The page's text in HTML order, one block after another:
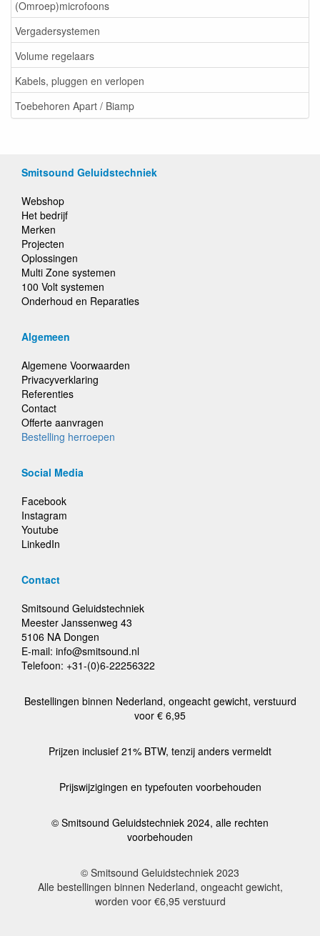
(Omroep)microfoons
Vergadersystemen
Volume regelaars
Kabels, pluggen en verlopen
Toebehoren Apart / Biamp
Smitsound Geluidstechniek
Webshop
Het bedrijf
Merken
Projecten
Oplossingen
Multi Zone systemen
100 Volt systemen
Onderhoud en Reparaties
Algemeen
Algemene Voorwaarden
Privacyverklaring
Referenties
Contact
Offerte aanvragen
Bestelling herroepen
Social Media
Facebook
Instagram
Youtube
LinkedIn
Contact
Smitsound Geluidstechniek
Meester Janssenweg 43
5106 NA Dongen
E-mail: info@smitsound.nl
Telefoon: +31-(0)6-22256322
Bestellingen binnen Nederland, ongeacht gewicht, verstuurd
voor € 6,95
Prijzen inclusief 21% BTW, tenzij anders vermeldt
Prijswijzigingen en typefouten voorbehouden
© Smitsound Geluidstechniek 2024, alle rechten
voorbehouden
© Smitsound Geluidstechniek 2023
Alle bestellingen binnen Nederland, ongeacht gewicht,
worden voor €6,95 verstuurd